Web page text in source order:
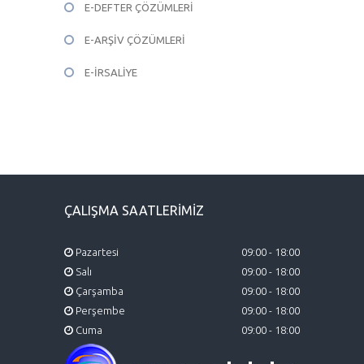
E-DEFTER ÇÖZÜMLERİ
E-ARŞİV ÇÖZÜMLERİ
E-İRSALİYE
ÇALIŞMA SAATLERİMİZ
Pazartesi
09:00 - 18:00
Salı
09:00 - 18:00
Çarşamba
09:00 - 18:00
Perşembe
09:00 - 18:00
Cuma
09:00 - 18:00